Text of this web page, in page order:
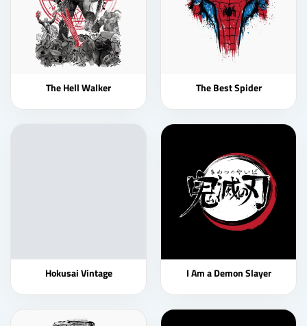
The Hell Walker The Best Spider
Hokusai Vintage I Am a Demon Slayer